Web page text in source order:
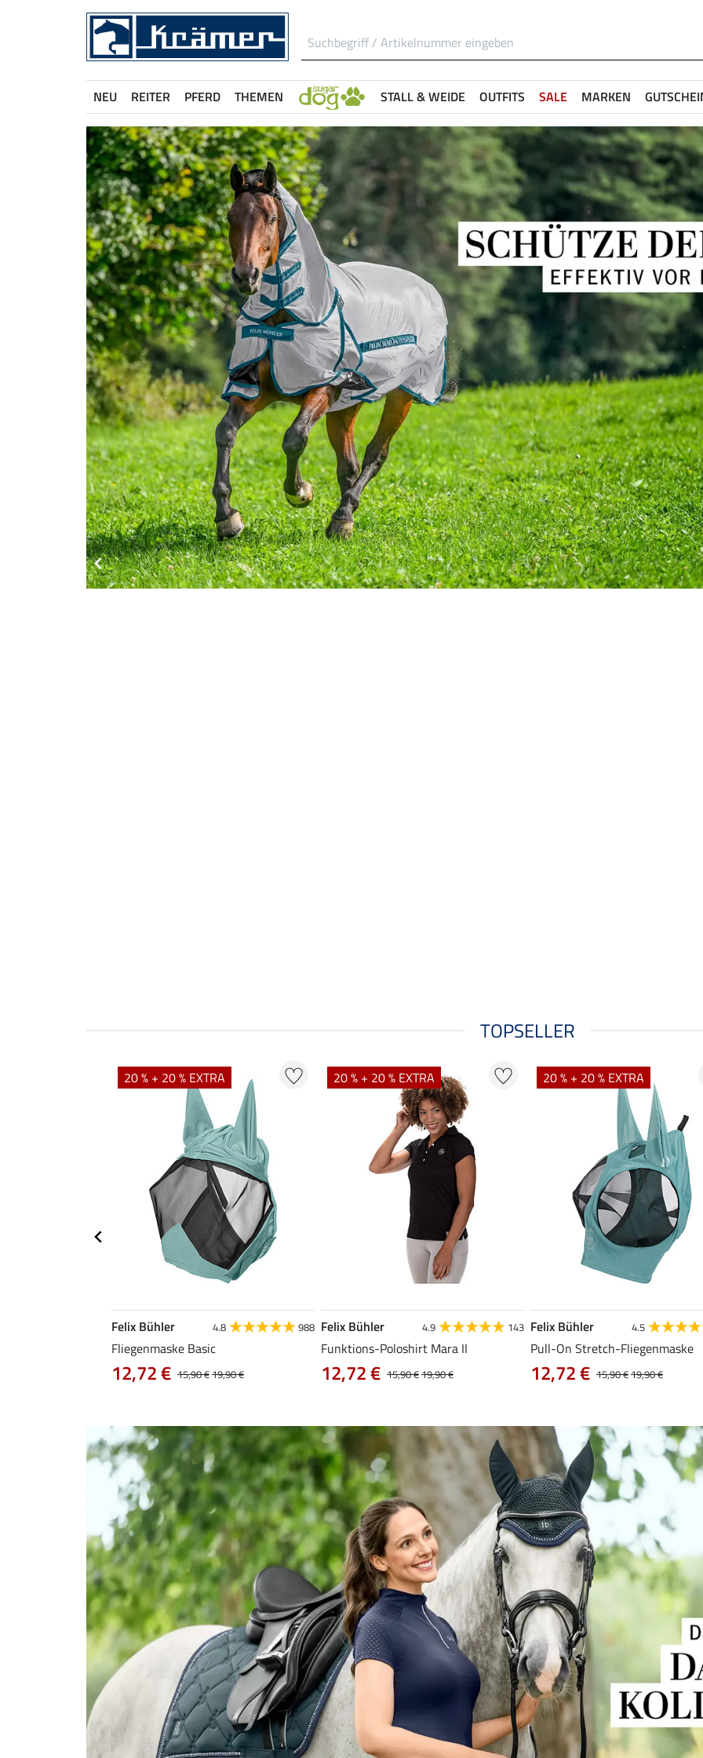
NEU REITER PFERD THEMEN STALL & WEIDE OUTFITS SALE MARKEN
TOPSELLER
20 % + 20 % EXTRA
Felix Bühler 4.8 988
Fliegenmaske Basic
15,90 €19,90 €
12,72 €
20 % + 20 % EXTRA
Felix Bühler 4.9 143
Funktions-Poloshirt Mara II
15,90 €19,90 €
12,72 €
20 % + 20 % EXTRA
Felix Bühler 4.5
Pull-On Stretch-Fliegenmaske
15,90 €19,90 €
12,72 €